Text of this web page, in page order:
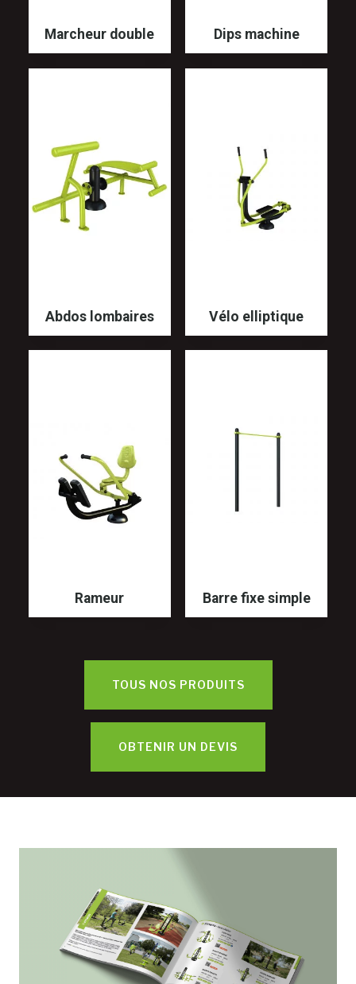
Marcheur double Dips machine
Abdos lombaires Vélo elliptique
Rameur Barre fixe simple
TOUS NOS PRODUITS
OBTENIR UN DEVIS